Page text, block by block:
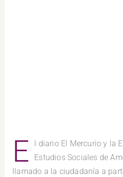
E
l diario El Mercurio y la
Estudios Sociales de
llamado a la ciudadanía a